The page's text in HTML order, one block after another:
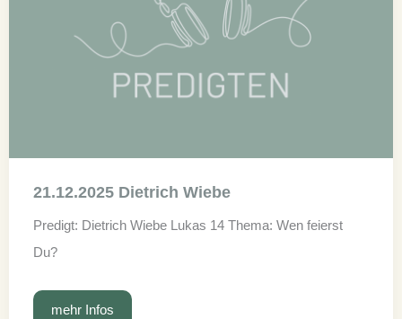
21.12.2025 Dietrich Wiebe
Predigt: Dietrich Wiebe Lukas 14 Thema: Wen feierst
Du?
21.12.2025
mehr Infos